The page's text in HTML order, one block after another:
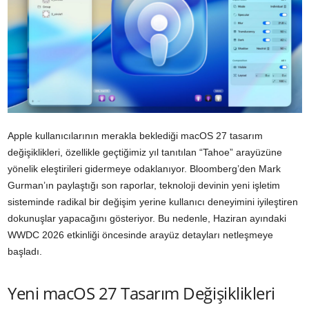
Apple kullanıcılarının merakla beklediği macOS 27 tasarım
değişiklikleri, özellikle geçtiğimiz yıl tanıtılan “Tahoe” arayüzüne
yönelik eleştirileri gidermeye odaklanıyor. Bloomberg’den Mark
Gurman’ın paylaştığı son raporlar, teknoloji devinin yeni işletim
sisteminde radikal bir değişim yerine kullanıcı deneyimini iyileştiren
dokunuşlar yapacağını gösteriyor. Bu nedenle, Haziran ayındaki
WWDC 2026 etkinliği öncesinde arayüz detayları netleşmeye
başladı.
Yeni macOS 27 Tasarım Değişiklikleri